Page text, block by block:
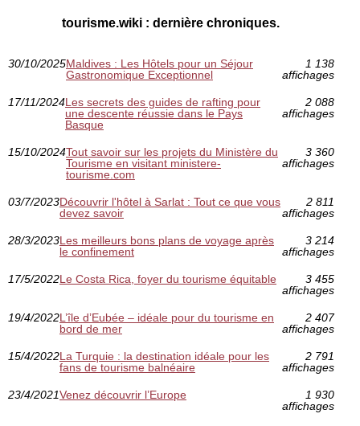
tourisme.wiki : dernière chroniques.
30/10/2025Maldives : Les Hôtels pour un Séjour
Gastronomique Exceptionnel
1 138
affichages
17/11/2024Les secrets des guides de rafting pour
une descente réussie dans le Pays
Basque
2 088
affichages
15/10/2024Tout savoir sur les projets du Ministère du
Tourisme en visitant ministere-
tourisme.com
3 360
affichages
03/7/2023Découvrir l'hôtel à Sarlat : Tout ce que vous
devez savoir
2 811
affichages
28/3/2023Les meilleurs bons plans de voyage après
le confinement
3 214
affichages
17/5/2022Le Costa Rica, foyer du tourisme équitable
3 455
affichages
19/4/2022L’île d’Eubée – idéale pour du tourisme en
bord de mer
2 407
affichages
15/4/2022La Turquie : la destination idéale pour les
fans de tourisme balnéaire
2 791
affichages
23/4/2021Venez découvrir l’Europe
1 930
affichages